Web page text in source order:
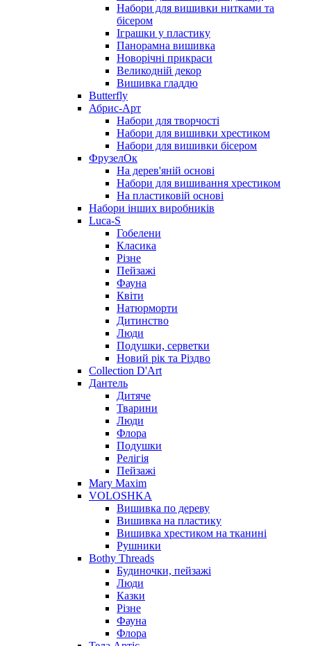
Набори для вишивки нитками та
бісером
Іграшки у пластику
Панорамна вишивка
Новорічні прикраси
Великодній декор
Вишивка гладдю
Butterfly
Абрис-Арт
Набори для творчості
Набори для вишивки хрестиком
Набори для вишивки бісером
ФрузелОк
На дерев'яній основі
Набори для вишивання хрестиком
На пластиковій основі
Набори інших виробників
Luca-S
Гобелени
Класика
Різне
Пейзажі
Фауна
Квіти
Натюрморти
Дитинство
Люди
Подушки, серветки
Новий рік та Різдво
Collection D'Art
Дантель
Дитяче
Тварини
Люди
Флора
Подушки
Релігія
Пейзажі
Mary Maxim
VOLOSHKA
Вишивка по дереву
Вишивка на пластику
Вишивка хрестиком на тканині
Рушники
Bothy Threads
Будиночки, пейзажі
Люди
Казки
Різне
Фауна
Флора